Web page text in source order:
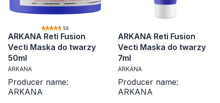
5.0
ARKANA Reti Fusion
Vecti Maska do twarzy
50ml
ARKANA
Producer name:
ARKANA
ARKANA Reti Fusion
Vecti Maska do twarzy
7ml
ARKANA
Producer name:
ARKANA